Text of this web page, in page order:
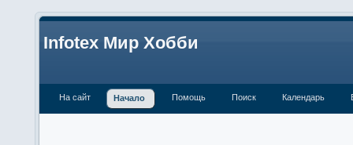
Infotex Мир Хобби
На сайт Начало Помощь Поиск Календарь